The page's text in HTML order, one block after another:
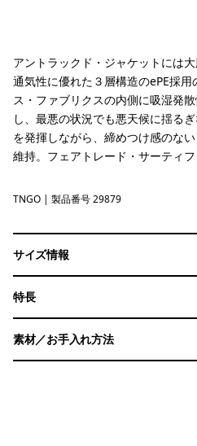
アントラックド・ジャケットには
通気性に優れた３層構造のePE採
ス・ファブリクスの内側に吸湿発
し、最悪の状況でも悪天候に揺る
を発揮しながら、締めつけ感のな
維持。フェアトレード・サーティ
Talon Gold
TNGO | 製品番号 29879
サイズ情報
特長
素材／お手入れ方法